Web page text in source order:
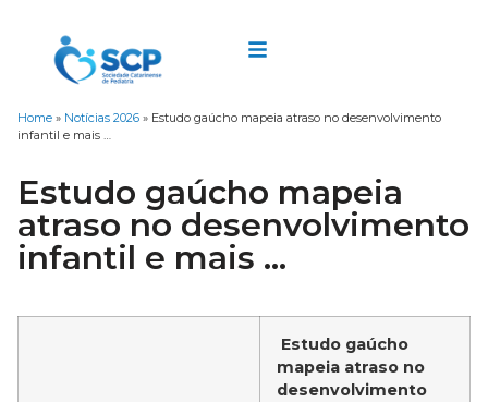
Home » Notícias 2026 » Estudo gaúcho mapeia atraso no desenvolvimento
infantil e mais …
Estudo gaúcho mapeia
atraso no desenvolvimento
infantil e mais …
Estudo gaúcho
mapeia atraso no
desenvolvimento